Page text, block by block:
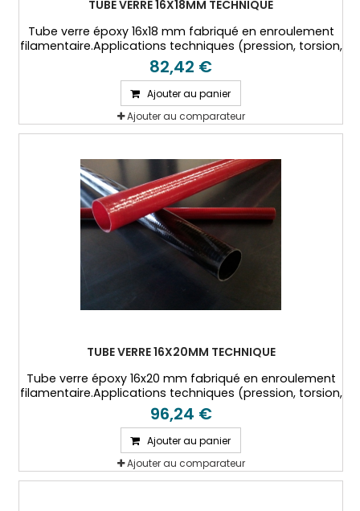
TUBE VERRE 16X18MM TECHNIQUE
Tube verre époxy 16x18 mm fabriqué en enroulement
filamentaire.Applications techniques (pression, torsion,
hautes températures...)
82,42 €
Ajouter au panier
Ajouter au comparateur
TUBE VERRE 16X20MM TECHNIQUE
Tube verre époxy 16x20 mm fabriqué en enroulement
filamentaire.Applications techniques (pression, torsion,
hautes températures...)
96,24 €
Ajouter au panier
Ajouter au comparateur